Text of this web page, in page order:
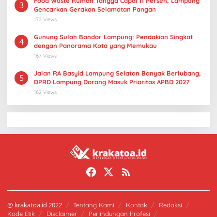
3
Gencarkan Gerakan Selamatan Pangan
172 Views
4
Gunung Sulah Bandar Lampung: Pendakian Singkat
dengan Panorama Kota yang Memukau
167 Views
5
Jalan RA Basyid Lampung Selatan Banyak Berlubang,
DPRD Lampung Dorong Masuk Prioritas APBD 2027
162 Views
@ krakatoa.id 2022 Tentang Kami Kontak
Redaksi
Kode Etik
Disclaimer Perlindungan Profesi